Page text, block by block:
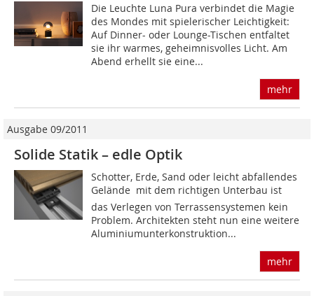
Die Leuchte Luna Pura verbindet die Magie
des Mondes mit spielerischer Leichtigkeit:
Auf Dinner- oder Lounge-Tischen entfaltet
sie ihr warmes, geheimnisvolles Licht. Am
Abend erhellt sie eine...
mehr
Ausgabe 09/2011
Solide Statik – edle Optik
Schotter, Erde, Sand oder leicht abfallendes
Gelände  mit dem richtigen Unterbau ist
das Verlegen von Terrassensystemen kein
Problem. Architekten steht nun eine weitere
Aluminiumunterkonstruktion...
mehr